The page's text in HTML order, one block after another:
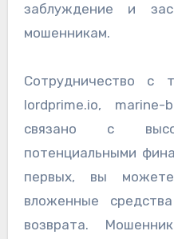
заблуждение и
мошенникам.
Сотрудничество с
lordprime.io,
связано с
потенциальными
первых, вы
вложенные
возврата.